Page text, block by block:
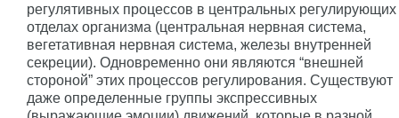
регулятивных процессов в центральных регулирующих
отделах организма (центральная нервная система,
вегетативная нервная система, железы внутренней
секреции). Одновременно они являются “внешней
стороной” этих процессов регулирования. Существуют
даже определенные группы экспрессивных